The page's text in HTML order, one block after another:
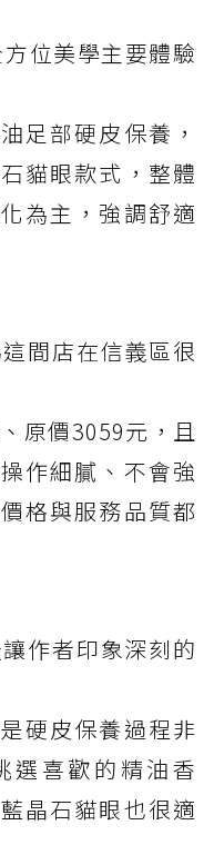
位美學主要體驗
足部硬皮保養，
貓眼款式，整體
為主，強調舒適
間店在信義區很
原價3059元，且
作細膩、不會強
格與服務品質都
作者印象深刻的
硬皮保養過程非
選喜歡的精油香
晶石貓眼也很適